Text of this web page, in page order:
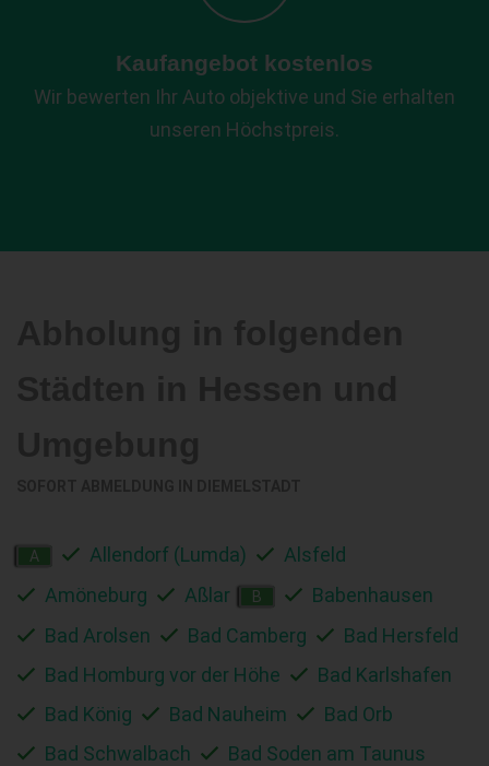
Kaufangebot kostenlos
Wir bewerten Ihr Auto objektive und Sie erhalten
unseren Höchstpreis.
A Allendorf (Lumda)
Alsfeld
Amöneburg
Aßlar B
Babenhausen
Bad Arolsen
Bad Camberg
Bad Hersfeld
Bad Homburg vor der Höhe
Bad Karlshafen
Bad König
Bad Nauheim
Bad Orb
Bad Schwalbach
Bad Soden am Taunus